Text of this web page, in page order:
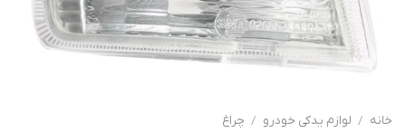
خانه / لوازم یدکی خودرو / چراغ